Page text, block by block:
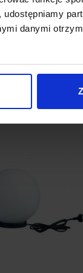
danymi
Oprawa
wpuszczana